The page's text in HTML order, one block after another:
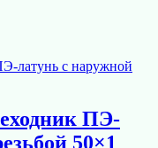
ПЭ-
50×1